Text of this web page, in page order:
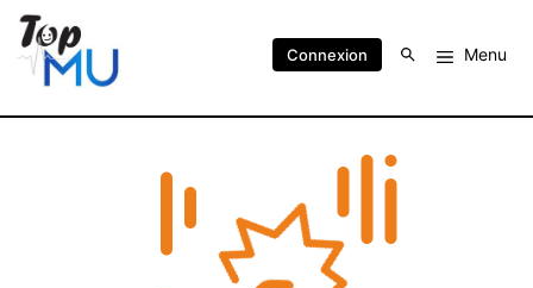
Connexion Menu